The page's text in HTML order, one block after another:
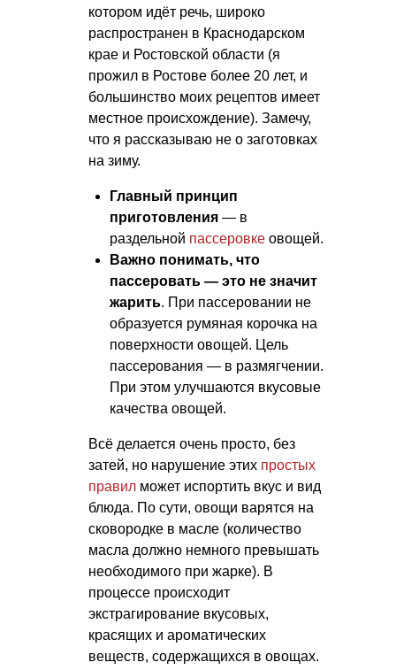
котором идёт речь, широко
распространен в Краснодарском
крае и Ростовской области (я
прожил в Ростове более 20 лет, и
большинство моих рецептов имеет
местное происхождение). Замечу,
что я рассказываю не о заготовках
на зиму.
Главный принцип
приготовления — в
раздельной пассеровке овощей.
Важно понимать, что
пассеровать — это не значит
жарить. При пассеровании не
образуется румяная корочка на
поверхности овощей. Цель
пассерования — в размягчении.
При этом улучшаются вкусовые
качества овощей.
Всё делается очень просто, без
затей, но нарушение этих простых
правил может испортить вкус и вид
блюда. По сути, овощи варятся на
сковородке в масле (количество
масла должно немного превышать
необходимого при жарке). В
процессе происходит
экстрагирование вкусовых,
красящих и ароматических
веществ, содержащихся в овощах.